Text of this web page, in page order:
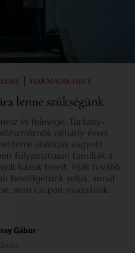
| HARMADIK HELY
lenne szükségünk
és felesége, Tárkány-
néhány évvel
alakítják vágyott
folyamatosan tanulják a
házuk tereit, írják tovább
beszélgetünk velük, annál
nem csupán maguknak.
Gábor